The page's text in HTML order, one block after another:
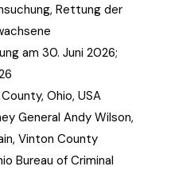
Rettung der
am 30. Juni 2026;
Ohio, USA
General Andy Wilson,
Vinton County
Bureau of Criminal